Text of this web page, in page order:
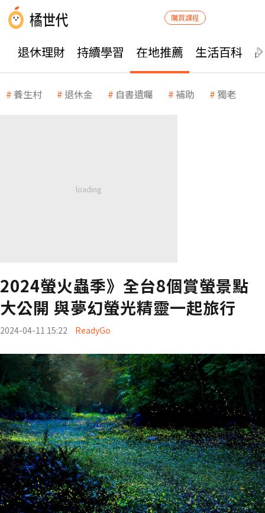
購買課程
退休理財 持續學習 在地推薦 生活百科
養生村 退休金 自書遺囑 補助 獨老
2024螢火蟲季》全台8個賞螢景點
大公開 與夢幻螢光精靈一起旅行
2024-04-11 15:22 ReadyGo